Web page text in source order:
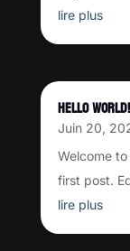
lire plus
HELLO WORLD!
Juin 20,
Welcome
first post.
lire plus